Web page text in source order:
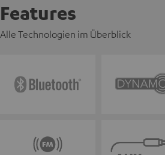
Features
Alle Technologien im Überblick